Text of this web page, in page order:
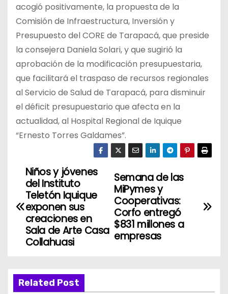
acogió positivamente, la propuesta de la
Comisión de Infraestructura, Inversión y
Presupuesto del CORE de Tarapacá, que preside
la consejera Daniela Solari, y que sugirió la
aprobación de la modificación presupuestaria,
que facilitará el traspaso de recursos regionales
al Servicio de Salud de Tarapacá, para disminuir
el déficit presupuestario que afecta en la
actualidad, al Hospital Regional de Iquique
“Ernesto Torres Galdames”.
N
a
a
Semana de las
MiPymes y
Cooperativas:
Corfo entregó
$831 millones a
empresas
Niños y jóvenes
del Instituto
Teletón Iquique
exponen sus
creaciones en
Sala de Arte Casa
Collahuasi
Related Post